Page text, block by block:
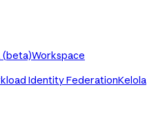
(beta)Workspace
Identity FederationKelola